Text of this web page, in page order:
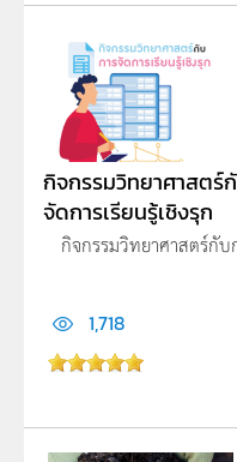
กิจกรรมวิทยาศาสตร์
จัดการเรียนรู้เชิงรุก
กิจกรรมวิทยาศาสตร์กับ
1,718